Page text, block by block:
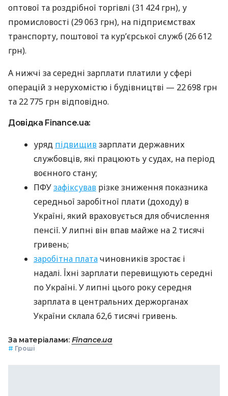
оптової та роздрібної торгівлі (31 424 грн), у
промисловості (29 063 грн), на підприємствах
транспорту, поштової та кур’єрської служб (26 612
грн).
А нижчі за середні зарплати платили у сфері
операцій з нерухомістю і будівництві — 22 698 грн
та 22 775 грн відповідно.
Довідка Finance.ua:
уряд підвищивзарплати державних
службовців, які працюють у судах, на період
воєнного стану;
ПФУзафіксував різке зниження показника
середньої заробітної плати (доходу) в
Україні, який враховується для обчислення
пенсії. У липні він впав майже на 2 тисячі
гривень;
заробітна платачиновників зростає і
надалі. Їхні зарплати перевищують середні
по Україні. У липні цього року середня
зарплата в центральних держорганах
України склала 62,6 тисячі гривень.
За матеріалами: Finance.ua
# Гроші